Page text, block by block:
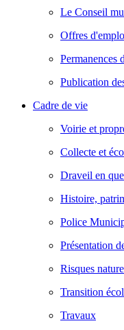
Le Conseil
Offres
Permanences
Publication
Cadre de vie
Voirie et
Collecte et
Draveil en
Histoire,
Police
Présentation
Risques
Transition
Travaux